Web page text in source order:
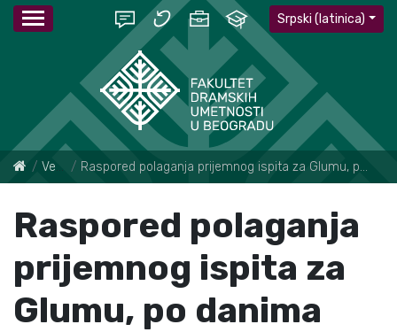
Srpski (latinica)
Vesti Raspored polaganja prijemnog ispita za Glumu, po danima
Raspored polaganja
prijemnog ispita za
Glumu, po danima